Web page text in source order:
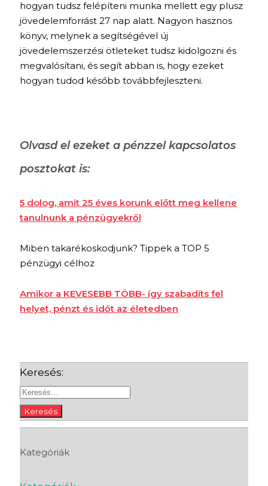
hogyan tudsz felépíteni munka mellett egy plusz
jövedelemforrást 27 nap alatt. Nagyon hasznos
könyv, melynek a segítségével új
jövedelemszerzési ötleteket tudsz kidolgozni és
megvalósítani, és segít abban is, hogy ezeket
hogyan tudod később továbbfejleszteni.
Olvasd el ezeket a pénzzel kapcsolatos
posztokat is:
5 dolog, amit 25 éves korunk előtt meg kellene
tanulnunk a pénzügyekről
Miben takarékoskodjunk? Tippek a TOP 5
pénzügyi célhoz
Amikor a KEVESEBB TÖBB- így szabadíts fel
helyet, pénzt és időt az életedben
Keresés:
Kategóriák